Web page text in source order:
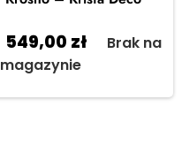
549,00 zł
Brak na
magazynie